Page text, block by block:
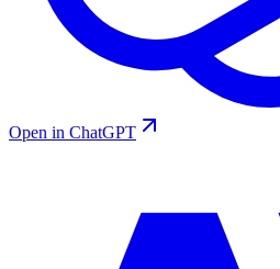
Open in ChatGPT